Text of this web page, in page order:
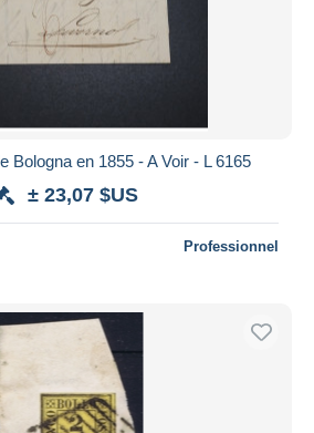
Bologna en 1855 - A Voir - L 6165
± 23,07 $US
Professionnel